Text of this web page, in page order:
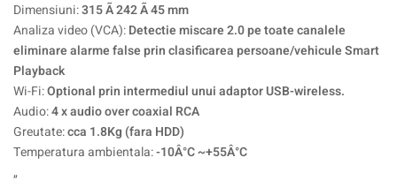
Dimensiuni:315 Ã 242 Ã 45 mm
Analiza video (VCA):Detectie miscare 2.0 pe toate canalele
eliminare alarme false prin clasificarea persoane/vehicule Smart
Playback
Wi-Fi:Optional prin intermediul unui adaptor USB-wireless.
Audio:4 x audio over coaxial RCA
Greutate:cca 1.8Kg (fara HDD)
Temperatura ambientala:-10Â°C ~+55Â°C
„